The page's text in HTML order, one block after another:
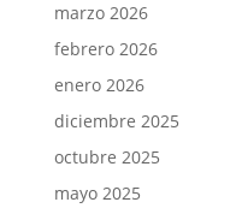
marzo 2026
febrero 2026
enero 2026
diciembre 2025
octubre 2025
mayo 2025